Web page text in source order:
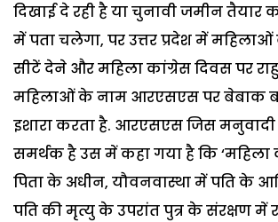
दिखाई दे रही है या चुनावी जमीन तैयार
में पता चलेगा, पर उत्तर प्रदेश में महिलाओं
सीटें देने और महिला कांग्रेस दिवस पर
महिलाओं के नाम आरएसएस पर बेबाक
इशारा करता है. आरएसएस जिस मनुवादी
समर्थक है उस में कहा गया है कि
पिता के अधीन, यौवनवास्था में पति के
पति की मृत्यु के उपरांत पुत्र के संरक्षण में